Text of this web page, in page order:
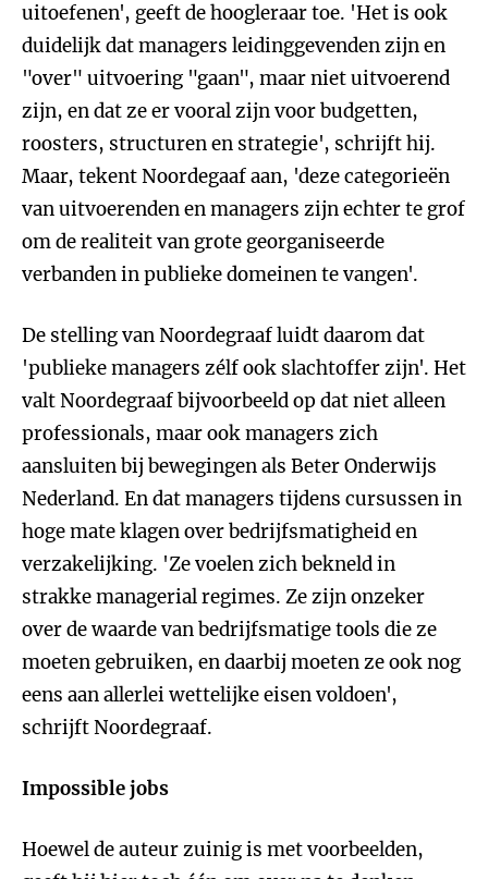
uitoefenen', geeft de hoogleraar toe. 'Het is ook
duidelijk dat managers leidinggevenden zijn en
"over" uitvoering "gaan", maar niet uitvoerend
zijn, en dat ze er vooral zijn voor budgetten,
roosters, structuren en strategie', schrijft hij.
Maar, tekent Noordegaaf aan, 'deze categorieën
van uitvoerenden en managers zijn echter te grof
om de realiteit van grote georganiseerde
verbanden in publieke domeinen te vangen'.
De stelling van Noordegraaf luidt daarom dat
'publieke managers zélf ook slachtoffer zijn'. Het
valt Noordegraaf bijvoorbeeld op dat niet alleen
professionals, maar ook managers zich
aansluiten bij bewegingen als Beter Onderwijs
Nederland. En dat managers tijdens cursussen in
hoge mate klagen over bedrijfsmatigheid en
verzakelijking. 'Ze voelen zich bekneld in
strakke managerial regimes. Ze zijn onzeker
over de waarde van bedrijfsmatige tools die ze
moeten gebruiken, en daarbij moeten ze ook nog
eens aan allerlei wettelijke eisen voldoen',
schrijft Noordegraaf.
Impossible jobs
Hoewel de auteur zuinig is met voorbeelden,